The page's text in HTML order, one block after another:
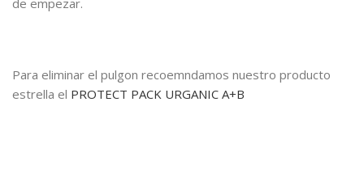
de empezar.
Para eliminar el pulgon recoemndamos nuestro producto
estrella el PROTECT PACK URGANIC A+B